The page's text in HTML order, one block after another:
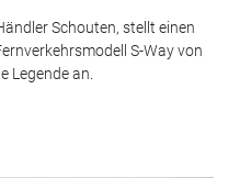
Schouten, stellt einen
S-Way von
Legende an.